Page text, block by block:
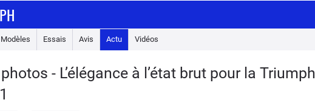
Modèles Essais Avis Actu Vidéos
- L’élégance à l’état brut pour la Triumph